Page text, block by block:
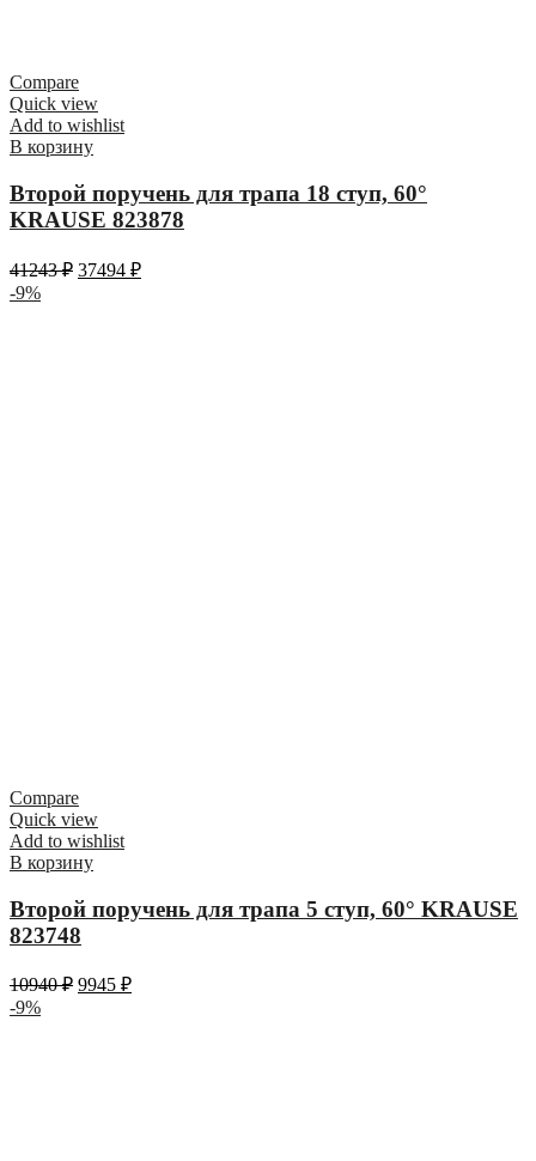
Compare
Quick view
Add to wishlist
В корзину
Второй поручень для трапа 18 ступ, 60°
KRAUSE 823878
41243₽ 37494 ₽
-9%
Compare
Quick view
Add to wishlist
В корзину
Второй поручень для трапа 5 ступ, 60° KRAUSE
823748
10940₽ 9945 ₽
-9%